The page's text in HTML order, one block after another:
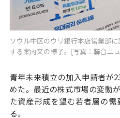
ソウル中区のウリ銀行本店営業部
する案内文の様子。[写真：聯合ニ
青年未来積立の加入申請者が
めた。最近の株式市場の変動
た資産形成を望む若者層の
る。